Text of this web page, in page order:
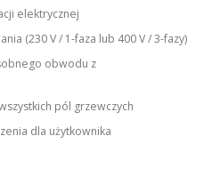
elektrycznej
(230 V / 1-faza lub 400 V / 3-fazy)
obwodu z
pól grzewczych
dla użytkownika